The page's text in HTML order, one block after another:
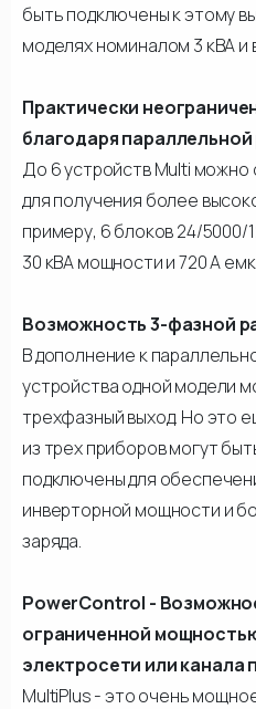
быть подключены к этому
моделях номиналом 3 кВА и
Практически
благодаря
До 6 устройств Multi можно
для получения более
примеру, 6 блоков 24/5000/
30 кВА мощности и 720 А
Возможность 3-фазной
В дополнение к
устройства одной модели
трехфазный выход. Но это
из трех приборов могут
подключены для
инверторной мощности и
заряда.
PowerControl -
ограниченной
электросети или канала
MultiPlus - это очень